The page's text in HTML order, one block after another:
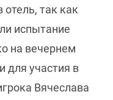
отель, так как
испытание
на вечернем
для участия в
Вячеслава